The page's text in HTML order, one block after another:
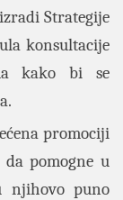
Strategije
konsultacije
kako bi se
promociji
pomogne u
njihovo puno